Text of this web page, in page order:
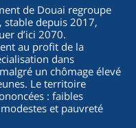
de Douai regroupe
depuis 2017,
d’ici 2070.
au profit de la
dans
un chômage élevé
Le territoire
: faibles
et pauvreté